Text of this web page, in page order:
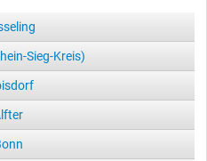
Sieg-Kreis)